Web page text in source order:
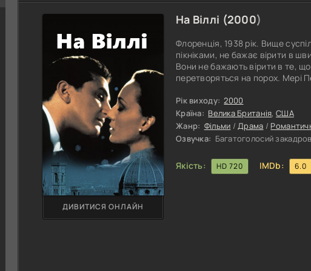
На Віллі (2000)
Флоренція, 1938 рік. Вище
пікніками, не бажає вірити в
Вони не бажають вірити в те, що
перетворяться на порох. Мері
ніж вступити в необхідний
пристрасного кохання, вона
Рік виходу: 2000
Країна: Велика Британія,США
Жанр: Фільми /Драма /
Озвучка: Багатоголосий
Якість: HD 720 IMDb: 6.0
ДИВИТИСЯ ОНЛАЙН